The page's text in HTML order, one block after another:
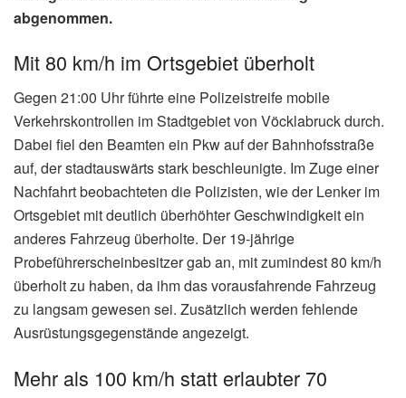
abgenommen.
Mit 80 km/h im Ortsgebiet überholt
Gegen 21:00 Uhr führte eine Polizeistreife mobile
Verkehrskontrollen im Stadtgebiet von Vöcklabruck durch.
Dabei fiel den Beamten ein Pkw auf der Bahnhofsstraße
auf, der stadtauswärts stark beschleunigte. Im Zuge einer
Nachfahrt beobachteten die Polizisten, wie der Lenker im
Ortsgebiet mit deutlich überhöhter Geschwindigkeit ein
anderes Fahrzeug überholte. Der 19-jährige
Probeführerscheinbesitzer gab an, mit zumindest 80 km/h
überholt zu haben, da ihm das vorausfahrende Fahrzeug
zu langsam gewesen sei. Zusätzlich werden fehlende
Ausrüstungsgegenstände angezeigt.
Mehr als 100 km/h statt erlaubter 70